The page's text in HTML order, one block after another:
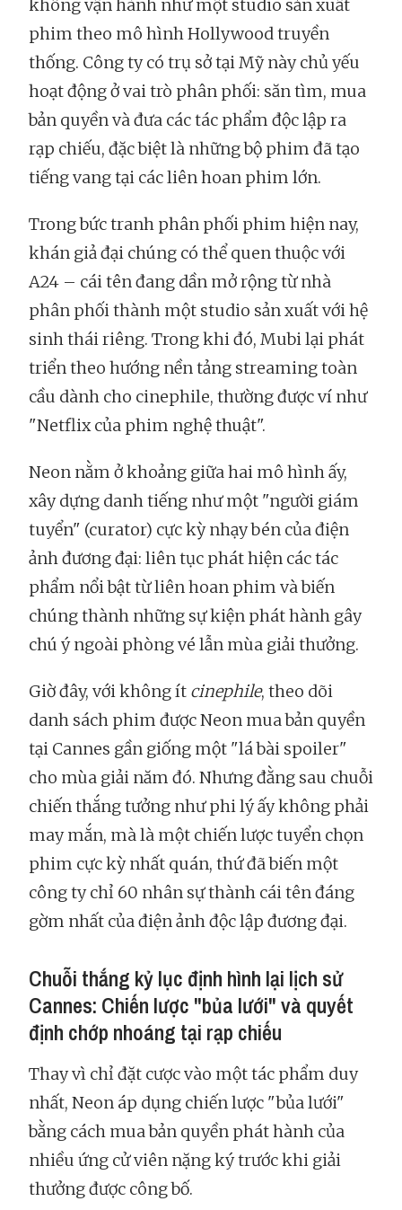
không vận hành như một studio sản xuất
phim theo mô hình Hollywood truyền
thống. Công ty có trụ sở tại Mỹ này chủ yếu
hoạt động ở vai trò phân phối: săn tìm, mua
bản quyền và đưa các tác phẩm độc lập ra
rạp chiếu, đặc biệt là những bộ phim đã tạo
tiếng vang tại các liên hoan phim lớn.
Trong bức tranh phân phối phim hiện nay,
khán giả đại chúng có thể quen thuộc với
A24 – cái tên đang dần mở rộng từ nhà
phân phối thành một studio sản xuất với hệ
sinh thái riêng. Trong khi đó, Mubi lại phát
triển theo hướng nền tảng streaming toàn
cầu dành cho cinephile, thường được ví như
"Netflix của phim nghệ thuật".
Neon nằm ở khoảng giữa hai mô hình ấy,
xây dựng danh tiếng như một "người giám
tuyển" (curator) cực kỳ nhạy bén của điện
ảnh đương đại: liên tục phát hiện các tác
phẩm nổi bật từ liên hoan phim và biến
chúng thành những sự kiện phát hành gây
chú ý ngoài phòng vé lẫn mùa giải thưởng.
Giờ đây, với không ít cinephile, theo dõi
danh sách phim được Neon mua bản quyền
tại Cannes gần giống một "lá bài spoiler"
cho mùa giải năm đó. Nhưng đằng sau chuỗi
chiến thắng tưởng như phi lý ấy không phải
may mắn, mà là một chiến lược tuyển chọn
phim cực kỳ nhất quán, thứ đã biến một
công ty chỉ 60 nhân sự thành cái tên đáng
gờm nhất của điện ảnh độc lập đương đại.
Chuỗi thắng kỷ lục định hình lại lịch sử
Cannes: Chiến lược "bủa lưới" và quyết
định chớp nhoáng tại rạp chiếu
Thay vì chỉ đặt cược vào một tác phẩm duy
nhất, Neon áp dụng chiến lược "bủa lưới"
bằng cách mua bản quyền phát hành của
nhiều ứng cử viên nặng ký trước khi giải
thưởng được công bố.